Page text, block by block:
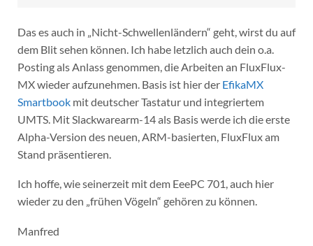
Das es auch in „Nicht-Schwellenländern“ geht, wirst du auf
dem Blit sehen können. Ich habe letzlich auch dein o.a.
Posting als Anlass genommen, die Arbeiten an FluxFlux-
MX wieder aufzunehmen. Basis ist hier der EfikaMX
Smartbookmit deutscher Tastatur und integriertem
UMTS. Mit Slackwarearm-14 als Basis werde ich die erste
Alpha-Version des neuen, ARM-basierten, FluxFlux am
Stand präsentieren.
Ich hoffe, wie seinerzeit mit dem EeePC 701, auch hier
wieder zu den „frühen Vögeln“ gehören zu können.
Manfred